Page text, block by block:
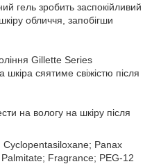
гель зробить заспокійливий
обличчя, запобігши
Gillette Series
сяятиме свіжістю після
на вологу на шкіру після
Cyclopentasiloxane; Panax
Fragrance; PEG-12